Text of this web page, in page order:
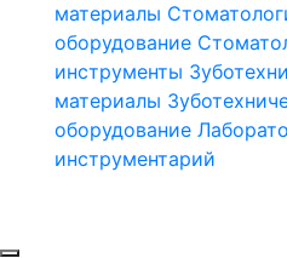
материалы
оборудование
инструменты
материалы
оборудование
инструментарий